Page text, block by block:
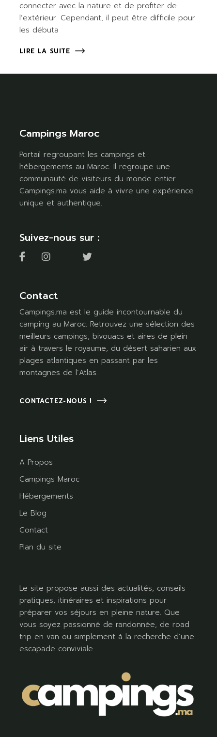
connecter avec la nature et de profiter de
l’extérieur. Cependant, il peut être difficile pour
les débuta
LIRE LA SUITE
Campings Maroc
Portail regroupant les campings et
hébergements au Maroc. Il regroupe une
communauté de visiteurs du monde entier.
Campings.ma vous aide à vivre une expérience
unique et authentique.
Suivez-nous sur :
Contact
Campings.ma est le guide incontournable du
camping au Maroc. Retrouvez une sélection des
meilleurs campings, bivouacs et aires de plein
air à travers le royaume, du désert saharien aux
plages atlantiques en passant par les
montagnes de l’Atlas.
CONTACTEZ-NOUS !
Liens Utiles
A Propos
Campings Maroc
Hébergements
Le Blog
Contact
Plan du site
Le site propose aussi des actualités, conseils
pratiques, itinéraires et inspirations pour
préparer vos séjours en pleine nature. Que
vous soyez passionné de randonnée, de road
trip en van ou simplement à la recherche d’une
escapade conviviale.